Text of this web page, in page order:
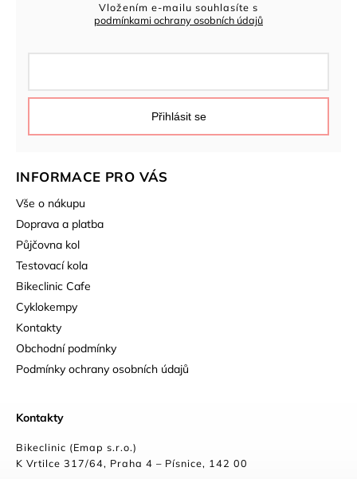
INFORMACE PRO VÁS
Vše o nákupu
Doprava a platba
Půjčovna kol
Testovací kola
Bikeclinic Cafe
Cyklokempy
Kontakty
Obchodní podmínky
Podmínky ochrany osobních údajů
Kontakty
Bikeclinic (Emap s.r.o.)
K Vrtilce 317/64, Praha 4 – Písnice, 142 00
Vložením e-mailu souhlasíte s
podmínkami ochrany osobních údajů
Přihlásit se